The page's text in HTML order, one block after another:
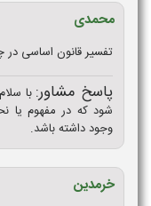
محمدی
تفسیر قانون اساسی
پاسخ مشاور: با
شود که در مفهوم یا
وجود داشته باشد.
خرمدین